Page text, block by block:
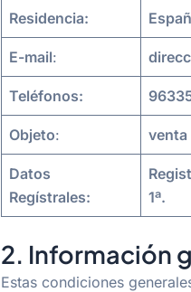
Residencia:
E-mail:
Teléfonos:
Objeto: venta
Datos
Regístrales:
1ª.
2. Información
Estas condiciones